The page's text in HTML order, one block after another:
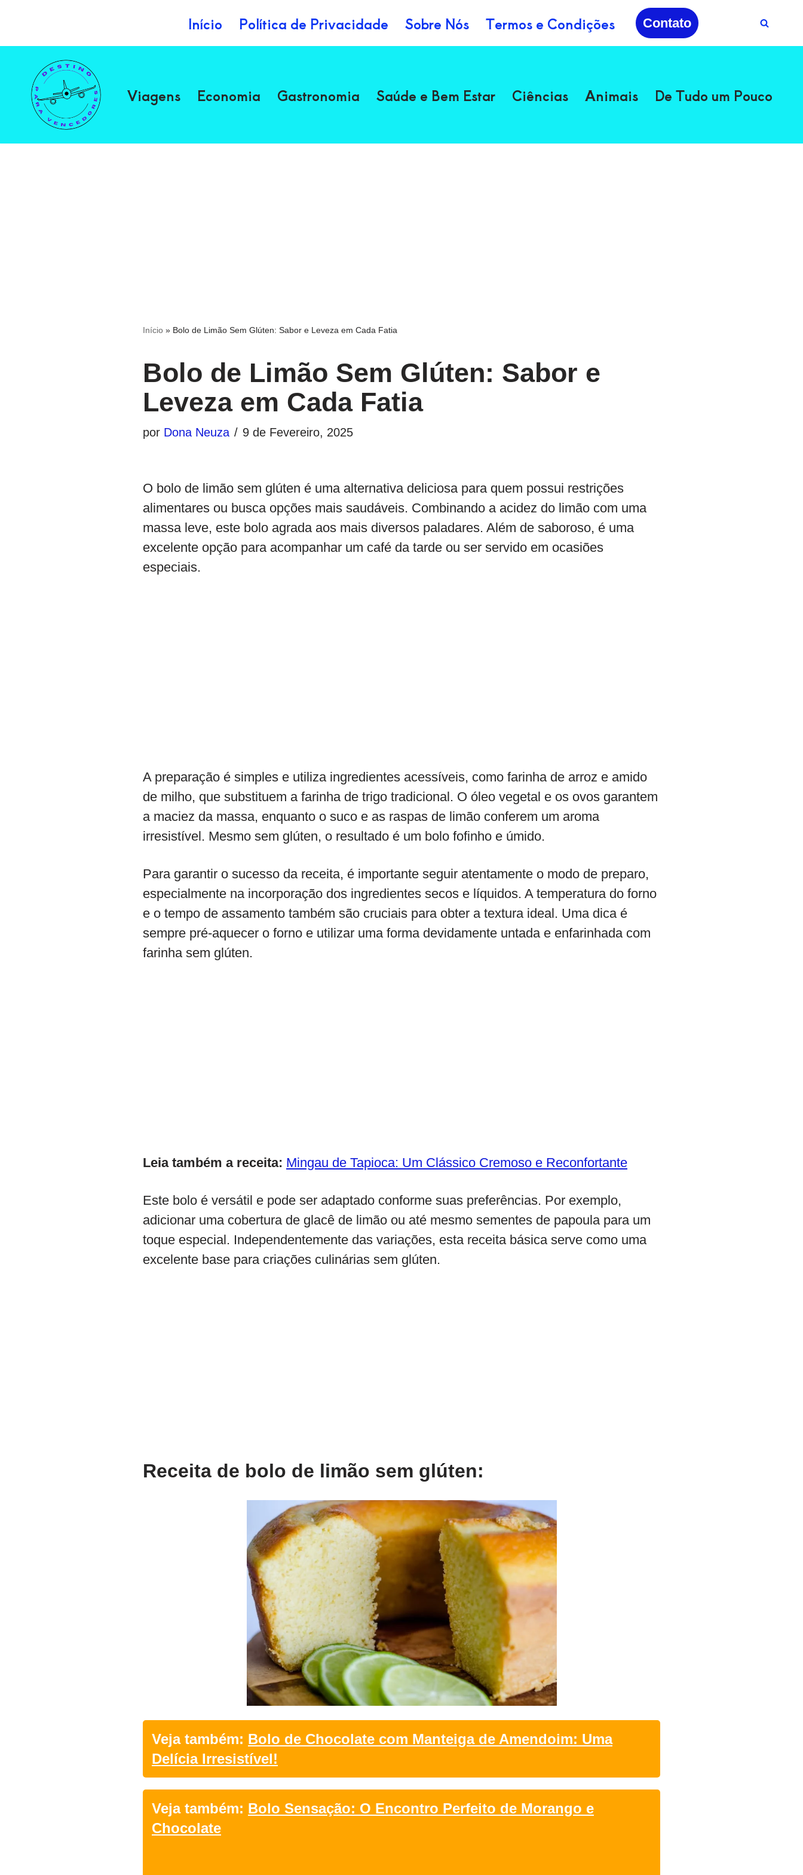
conteúdo
Início Política de Privacidade Sobre Nós Termos e Condições Contato
Viagens Economia Gastronomia Saúde e Bem Estar Ciências Animais De Tudo um Pouco
Início » Bolo de Limão Sem Glúten: Sabor e Leveza em Cada Fatia
Bolo de Limão Sem Glúten: Sabor e
Leveza em Cada Fatia
por Dona Neuza 9 de Fevereiro, 2025
O bolo de limão sem glúten é uma alternativa deliciosa para quem possui restrições
alimentares ou busca opções mais saudáveis. Combinando a acidez do limão com uma
massa leve, este bolo agrada aos mais diversos paladares. Além de saboroso, é uma
excelente opção para acompanhar um café da tarde ou ser servido em ocasiões
especiais.
A preparação é simples e utiliza ingredientes acessíveis, como farinha de arroz e amido
de milho, que substituem a farinha de trigo tradicional. O óleo vegetal e os ovos garantem
a maciez da massa, enquanto o suco e as raspas de limão conferem um aroma
irresistível. Mesmo sem glúten, o resultado é um bolo fofinho e úmido.
Para garantir o sucesso da receita, é importante seguir atentamente o modo de preparo,
especialmente na incorporação dos ingredientes secos e líquidos. A temperatura do forno
e o tempo de assamento também são cruciais para obter a textura ideal. Uma dica é
sempre pré-aquecer o forno e utilizar uma forma devidamente untada e enfarinhada com
farinha sem glúten.
Leia também a receita: Mingau de Tapioca: Um Clássico Cremoso e Reconfortante
Este bolo é versátil e pode ser adaptado conforme suas preferências. Por exemplo,
adicionar uma cobertura de glacê de limão ou até mesmo sementes de papoula para um
toque especial. Independentemente das variações, esta receita básica serve como uma
excelente base para criações culinárias sem glúten.
Receita de bolo de limão sem glúten:
Veja também: Bolo de Chocolate com Manteiga de Amendoim: Uma
Delícia Irresistível!
Veja também: Bolo Sensação: O Encontro Perfeito de Morango e
Chocolate